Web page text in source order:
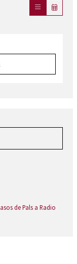
de Pals a Radio